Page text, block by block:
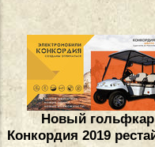
Новый гольфкар
Конкордия 2019